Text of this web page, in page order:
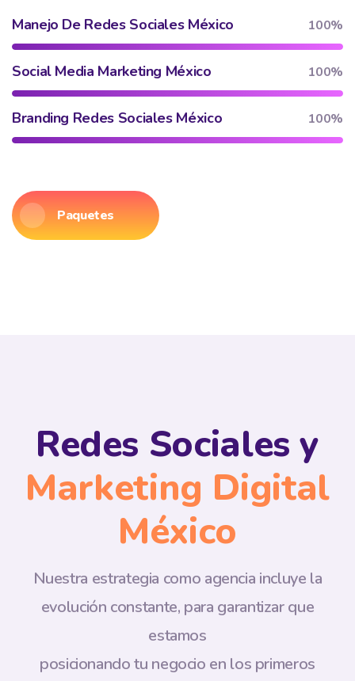
Manejo De Redes Sociales México 100%
Social Media Marketing México 100%
Branding Redes Sociales México 100%
Paquetes
Redes Sociales y
Marketing Digital
México
Nuestra estrategia como agencia incluye la
evolución constante, para garantizar que
estamos
posicionando tu negocio en los primeros